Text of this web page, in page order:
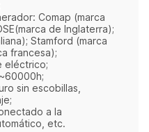
Comap (marca
de Inglaterra);
Stamford (marca
francesa);
eléctrico;
sin escobillas,
a la
etc.